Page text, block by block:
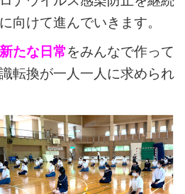
向けて進んでいきます。
新たな日常をみんなで作って
転換が一人一人に求められ